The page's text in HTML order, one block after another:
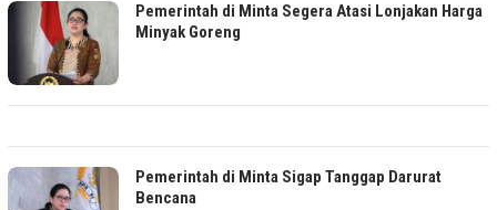
Pemerintah di Minta Segera Atasi Lonjakan Harga
Minyak Goreng
Pemerintah di Minta Sigap Tanggap Darurat
Bencana